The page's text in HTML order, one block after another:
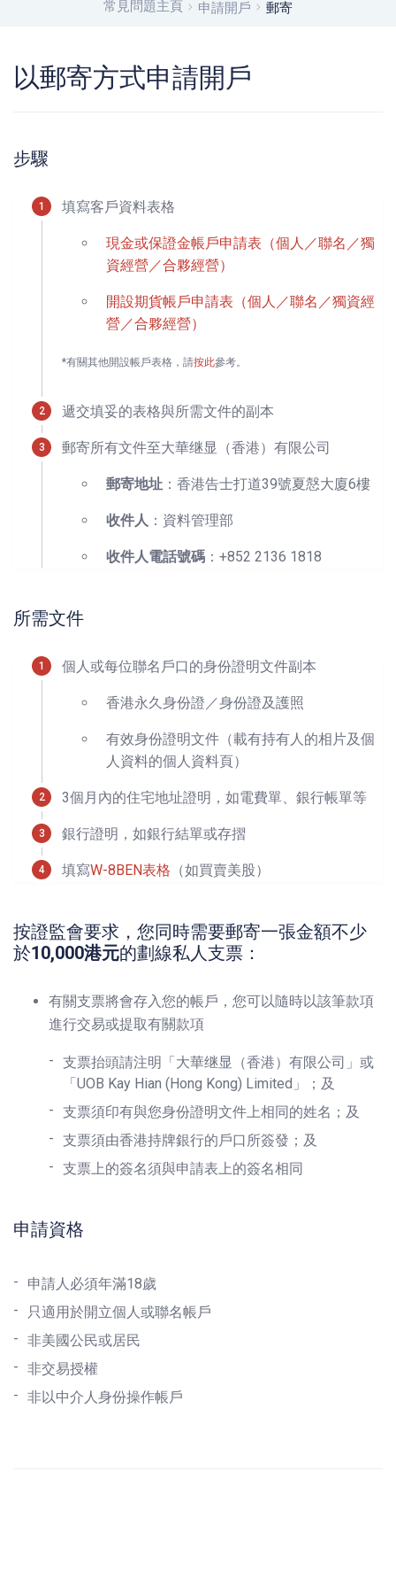
常見問題主頁 申請開戶 郵寄
以郵寄方式申請開戶
步驟
填寫客戶資料表格
現金或保證金帳戶申請表（個人／聯名／獨
資經營／合夥經營）
開設期貨帳戶申請表（個人／聯名／獨資經
營／合夥經營）
*有關其他開設帳戶表格，請按此參考。
遞交填妥的表格與所需文件的副本
郵寄所有文件至大華继显（香港）有限公司
郵寄地址 ：香港告士打道39號夏慤大廈6樓
收件人 ：資料管理部
收件人電話號碼 ：+852 2136 1818
所需文件
個人或每位聯名戶口的身份證明文件副本
香港永久身份證／身份證及護照
有效身份證明文件（載有持有人的相片及個
人資料的個人資料頁）
3個月內的住宅地址證明，如電費單、銀行帳單等
銀行證明，如銀行結單或存摺
填寫W-8BEN表格 （如買賣美股）
按證監會要求，您同時需要郵寄一張金額不少
於10,000港元的劃線私人支票：
有關支票將會存入您的帳戶，您可以隨時以該筆款項
進行交易或提取有關款項
支票抬頭請注明「大華继显（香港）有限公司」或
「UOB Kay Hian (Hong Kong) Limited」；及
支票須印有與您身份證明文件上相同的姓名；及
支票須由香港持牌銀行的戶口所簽發；及
支票上的簽名須與申請表上的簽名相同
申請資格
申請人必須年滿18歲
只適用於開立個人或聯名帳戶
非美國公民或居民
非交易授權
非以中介人身份操作帳戶